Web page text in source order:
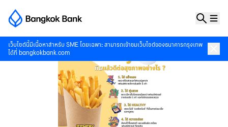
เว็บไซต์นี้มีเนื้อหาสำหรับ SME โดยเฉพาะ สามารถเข้าชมเว็บไซต์ของธนาคารกรุงเทพ
ได้ที่ bangkokbank.com